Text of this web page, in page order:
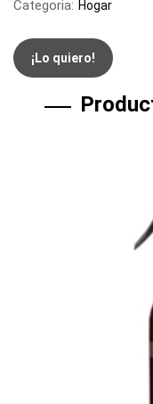
Categoria: Hogar
¡Lo quiero!